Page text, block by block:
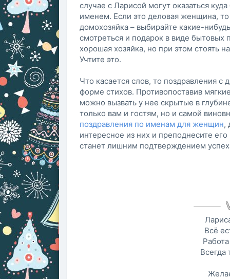
случае с Ларисой могут оказаться
именем. Если это деловая женщина,
домохозяйка – выбирайте какие-
смотреться и подарок в виде
хорошая хозяйка, но при этом стоять
Учтите это.
Что касается слов, то поздравления
форме стихов. Противопоставив
можно вызвать у нее скрытые в
только вам и гостям, но и самой
поздравления по именам для женщин,
интересное из них и преподнесите
станет лишним подтверждением
Всё
Всегда